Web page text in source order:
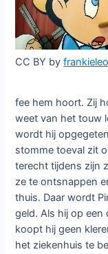
CC BY by
fee hem hoort. Zij
weet van het touw
wordt hij
stomme toeval zit
terecht tijdens zijn
ze te ontsnappen
thuis. Daar wordt
geld. Als hij op
koopt hij geen
het ziekenhuis te